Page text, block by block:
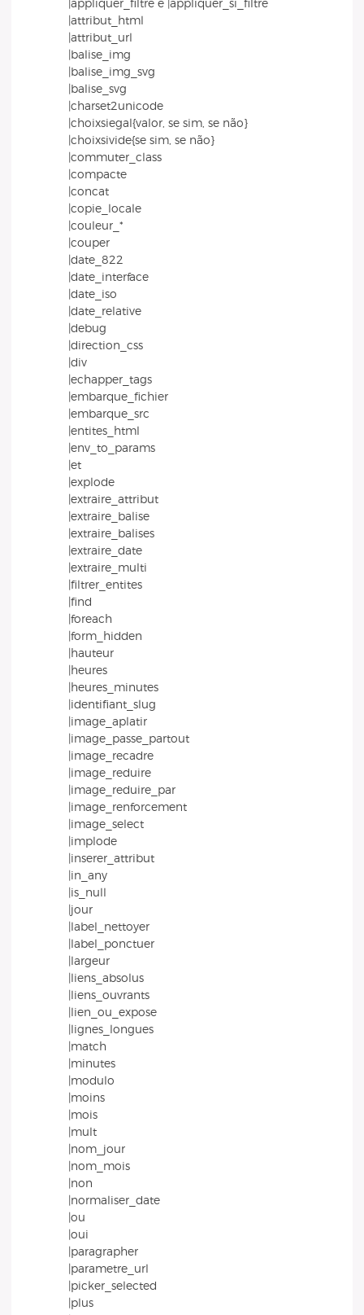
|appliquer_filtre e |appliquer_si_filtre
|attribut_html
|attribut_url
|balise_img
|balise_img_svg
|balise_svg
|charset2unicode
|choixsiegal{valor, se sim, se não}
|choixsivide{se sim, se não}
|commuter_class
|compacte
|concat
|copie_locale
|couleur_*
|couper
|date_822
|date_interface
|date_iso
|date_relative
|debug
|direction_css
|div
|echapper_tags
|embarque_fichier
|embarque_src
|entites_html
|env_to_params
|et
|explode
|extraire_attribut
|extraire_balise
|extraire_balises
|extraire_date
|extraire_multi
|filtrer_entites
|find
|foreach
|form_hidden
|hauteur
|heures
|heures_minutes
|identifiant_slug
|image_aplatir
|image_passe_partout
|image_recadre
|image_reduire
|image_reduire_par
|image_renforcement
|image_select
|implode
|inserer_attribut
|in_any
|is_null
|jour
|label_nettoyer
|label_ponctuer
|largeur
|liens_absolus
|liens_ouvrants
|lien_ou_expose
|lignes_longues
|match
|minutes
|modulo
|moins
|mois
|mult
|nom_jour
|nom_mois
|non
|normaliser_date
|ou
|oui
|paragrapher
|parametre_url
|picker_selected
|plus